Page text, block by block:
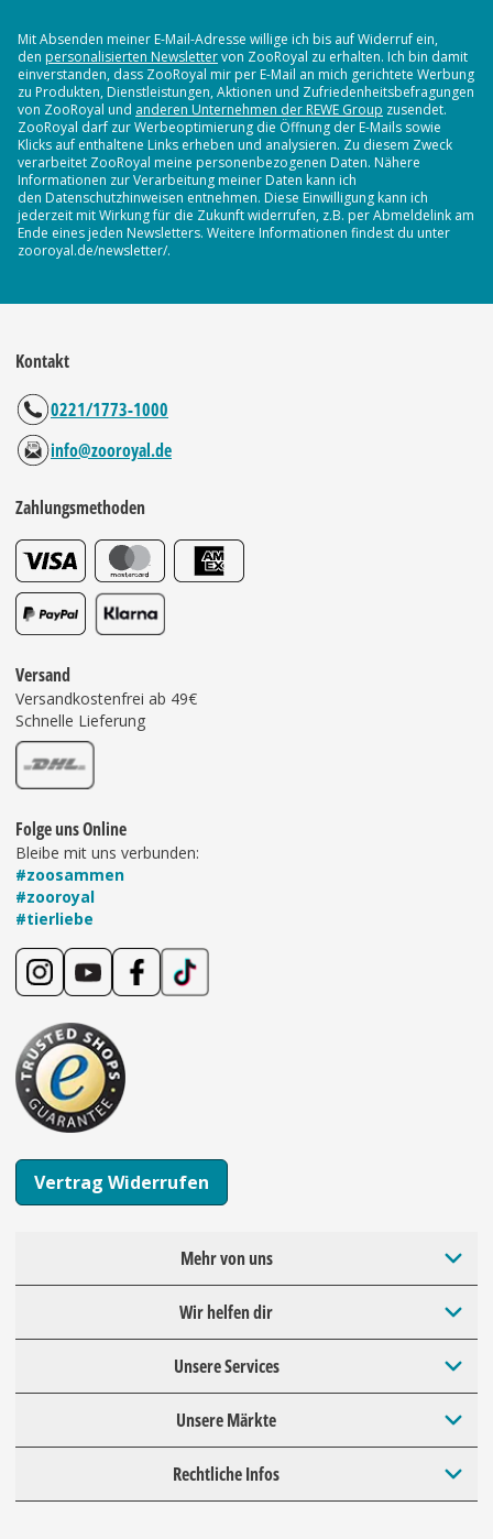
Mit Absenden meiner E-Mail-Adresse willige ich bis auf Widerruf ein,
den personalisierten Newslettervon ZooRoyal zu erhalten. Ich bin damit
einverstanden, dass ZooRoyal mir per E-Mail an mich gerichtete Werbung
zu Produkten, Dienstleistungen, Aktionen und Zufriedenheitsbefragungen
von ZooRoyal und anderen Unternehmen der REWE Group zusendet.
ZooRoyal darf zur Werbeoptimierung die Öffnung der E-Mails sowie
Klicks auf enthaltene Links erheben und analysieren. Zu diesem Zweck
verarbeitet ZooRoyal meine personenbezogenen Daten. Nähere
Informationen zur Verarbeitung meiner Daten kann ich
den Datenschutzhinweisen entnehmen. Diese Einwilligung kann ich
jederzeit mit Wirkung für die Zukunft widerrufen, z.B. per Abmeldelink am
Ende eines jeden Newsletters. Weitere Informationen findest du unter
zooroyal.de/newsletter/.
Kontakt
0221/1773-1000
info@zooroyal.de
Zahlungsmethoden
Versand
Versandkostenfrei ab 49€
Schnelle Lieferung
Folge uns Online
Bleibe mit uns verbunden:
#zoosammen
#zooroyal
#tierliebe
Vertrag Widerrufen
Mehr von uns
Wir helfen dir
Unsere Services
Unsere Märkte
Rechtliche Infos